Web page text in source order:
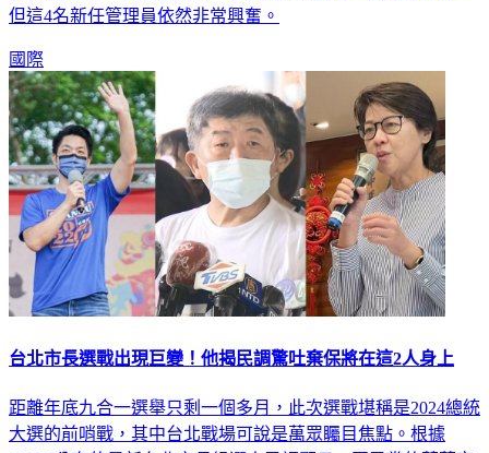
但這4名新任管理員依然非常興奮。
國際
台北市長選戰出現巨變！他揭民調驚吐棄保將在這2人身上
距離年底九合一選舉只剩一個多月，此次選戰堪稱是2024總統
大選的前哨戰，其中台北戰場可說是萬眾矚目焦點。根據